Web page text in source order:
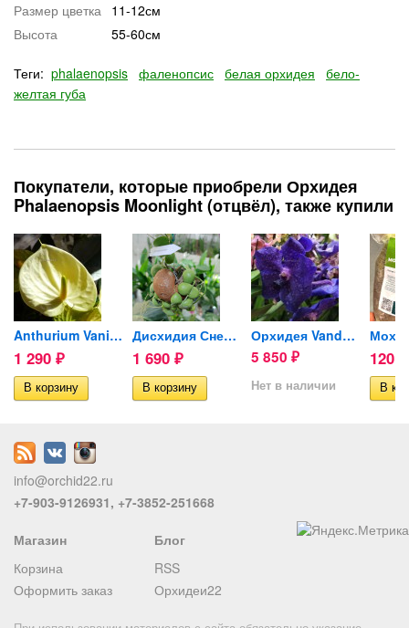
Размер цветка 11-12см
Высота
55-60см
Теги: phalaenopsis фаленопсис белая орхидея
бело-
желтая губа
Покупатели, которые приобрели Орхидея
Phalaenopsis Moonlight (отцвёл), также купили
Anthurium Vanilla (отцвел)
1 290 ₽
Дисхидия Снейли, в ракушке...
1 690 ₽
Орхидея Vanda Dark Blue...
5 850 ₽
Нет в наличии
120
info@orchid22.ru
+7-903-9126931, +7-3852-251668
Магазин
Корзина
Оформить заказ
Блог
RSS
Орхидеи22